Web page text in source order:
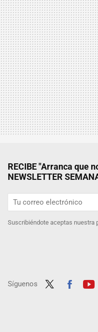
RECIBE "Arranca que
NEWSLETTER
Suscribiéndote aceptas nuestra
Síguenos